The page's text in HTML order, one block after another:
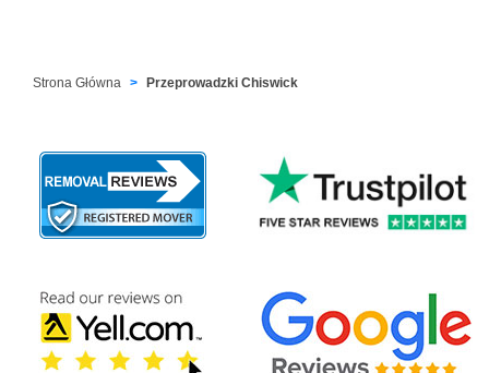
Strona Główna Przeprowadzki Chiswick